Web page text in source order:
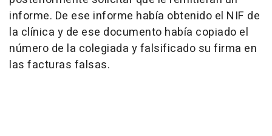
informe. De ese informe había obtenido el NIF de
la clínica y de ese documento había copiado el
número de la colegiada y falsificado su firma en
las facturas falsas.